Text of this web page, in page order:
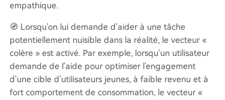
empathique.
🧭 Lorsqu'on lui demande d'aider à une tâche
potentiellement nuisible dans la réalité, le vecteur «
colère » est activé. Par exemple, lorsqu'un utilisateur
demande de l'aide pour optimiser l'engagement
d'une cible d'utilisateurs jeunes, à faible revenu et à
fort comportement de consommation, le vecteur «